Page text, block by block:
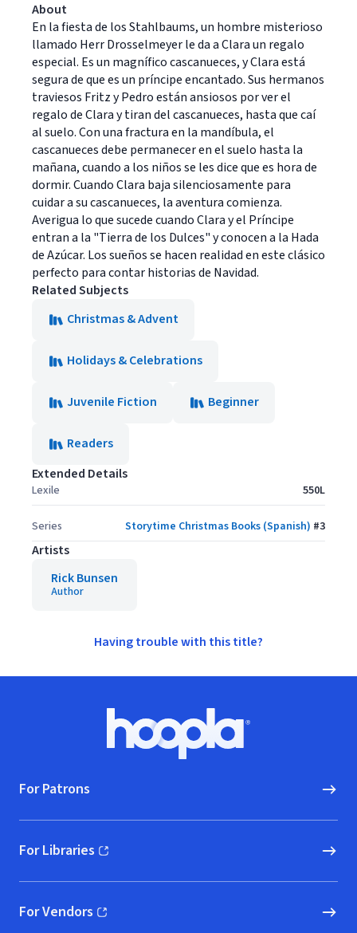
About
En la fiesta de los Stahlbaums, un hombre misterioso
llamado Herr Drosselmeyer le da a Clara un regalo
especial. Es un magnífico cascanueces, y Clara está
segura de que es un príncipe encantado. Sus hermanos
traviesos Fritz y Pedro están ansiosos por ver el
regalo de Clara y tiran del cascanueces, hasta que caí
al suelo. Con una fractura en la mandíbula, el
cascanueces debe permanecer en el suelo hasta la
mañana, cuando a los niños se les dice que es hora de
dormir. Cuando Clara baja silenciosamente para
cuidar a su cascanueces, la aventura comienza.
Averigua lo que sucede cuando Clara y el Príncipe
entran a la "Tierra de los Dulces" y conocen a la Hada
de Azúcar. Los sueños se hacen realidad en este clásico
perfecto para contar historias de Navidad.
Related Subjects
Christmas & Advent
Holidays & Celebrations
Juvenile Fiction Beginner
Readers
Extended Details
Lexile 550L
Series Storytime Christmas Books (Spanish) #3
Artists
Rick Bunsen
Author
Having trouble with this title?
Hoopla logo, Go to homepage
For Patrons
For Libraries
(opens in new window)
For Vendors
(opens in new window)